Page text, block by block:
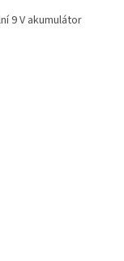
9 V akumulátor